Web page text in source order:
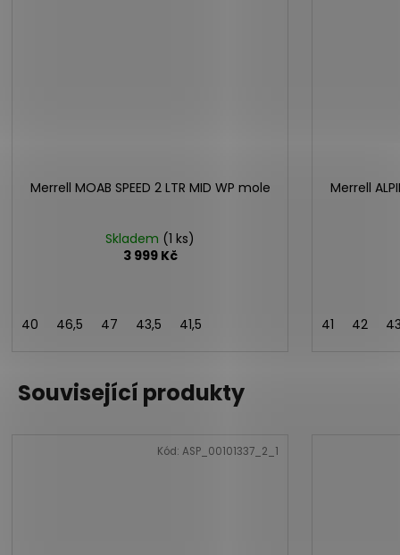
Merrell MOAB SPEED 2 LTR MID WP mole
Skladem (1 ks)
3 999 Kč
40 46,5 47 43,5 41,5
Merrell
41 42 43
Související produkty
Kód: ASP_00101337_2_1